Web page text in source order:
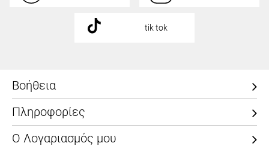
tik tok
Βοήθεια
Πληροφορίες
Ο Λογαριασμός μου